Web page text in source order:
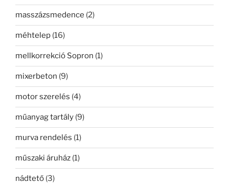
masszázsmedence (2)
méhtelep (16)
mellkorrekció Sopron (1)
mixerbeton (9)
motor szerelés (4)
műanyag tartály (9)
murva rendelés (1)
műszaki áruház (1)
nádtető (3)